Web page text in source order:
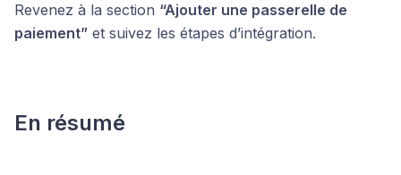
Revenez à la section “Ajouter une passerelle de
paiement” et suivez les étapes d’intégration.
En résumé